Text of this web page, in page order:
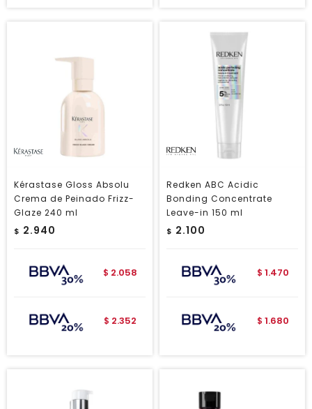
Kérastase Gloss Absolu
Crema de Peinado Frizz-
Glaze 240 ml
$ 2.940
$ 2.058
$ 2.352
Redken ABC Acidic
Bonding Concentrate
Leave-in 150 ml
$ 2.100
$ 1.470
$ 1.680